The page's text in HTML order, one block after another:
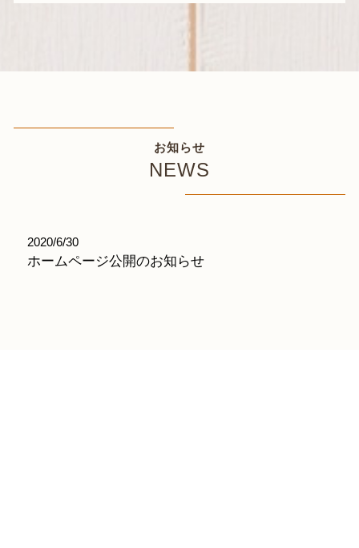
お知らせ
NEWS
2020/6/30
ホームページ公開のお知らせ